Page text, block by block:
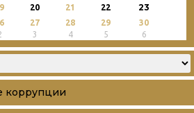
20 21 22 23
27 28 29
30
3 4 5 6
коррупции